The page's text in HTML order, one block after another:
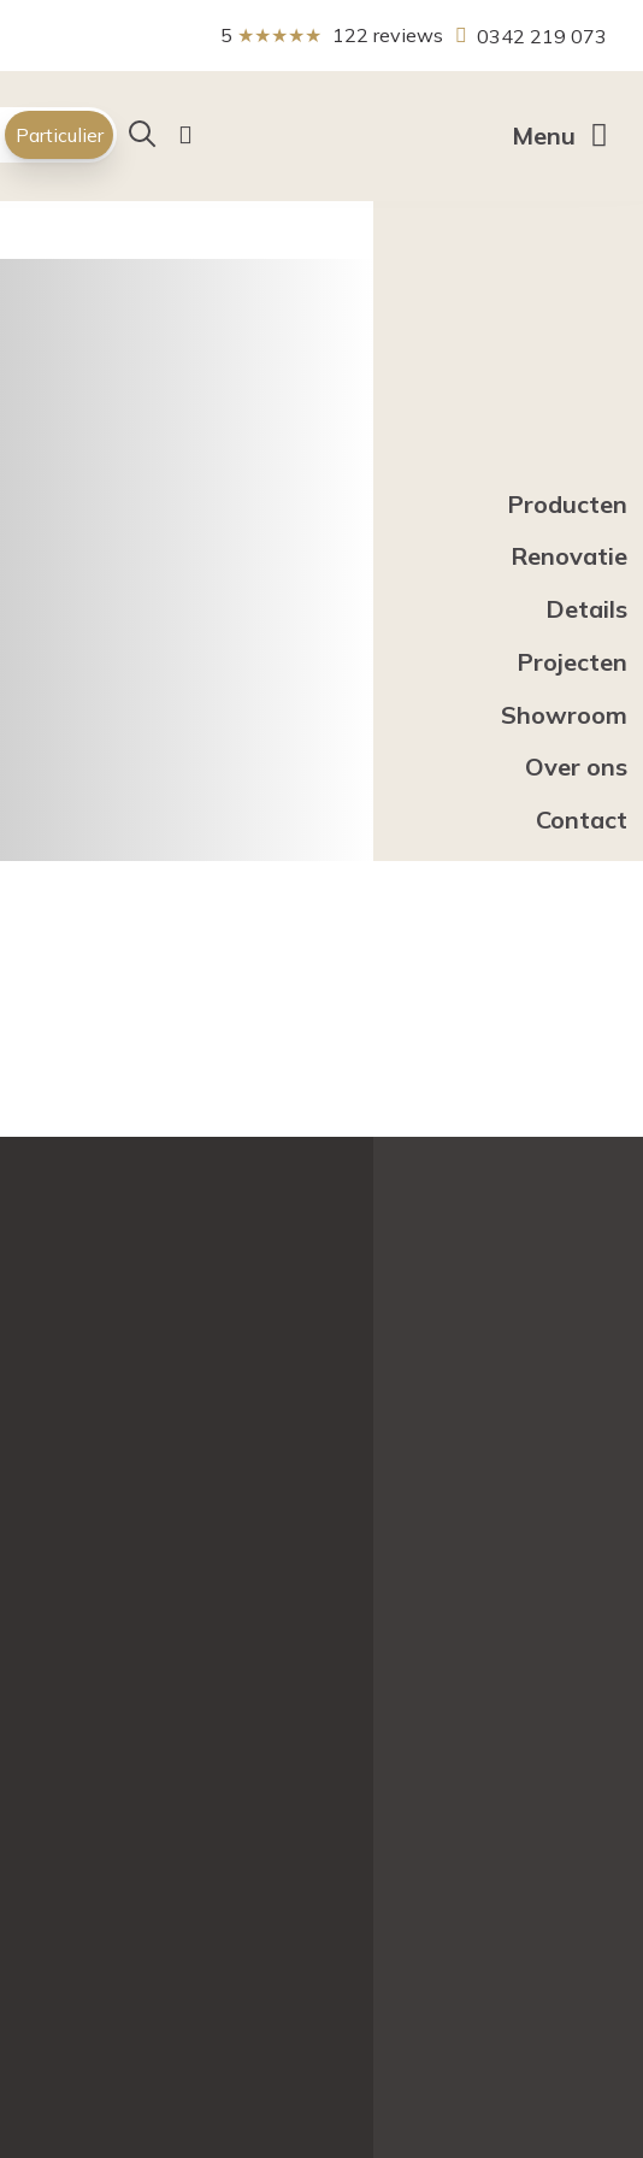
5 ★★★★★ 122 reviews 0342 219 073
Particulier Zoeken Menu
Producten
Renovatie
Details
Projecten
Showroom
Over ons
Contact